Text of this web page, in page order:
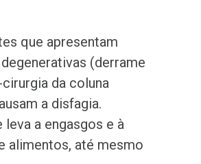
que apresentam
(derrame
da coluna
a disfagia.
a engasgos e à
alimentos, até mesmo